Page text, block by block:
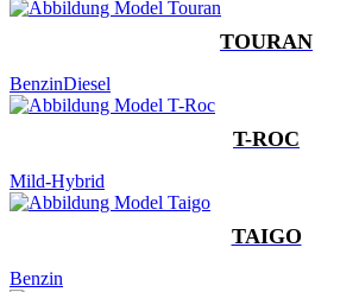
TOURAN
BenzinDiesel
T-ROC
Mild-Hybrid
TAIGO
Benzin